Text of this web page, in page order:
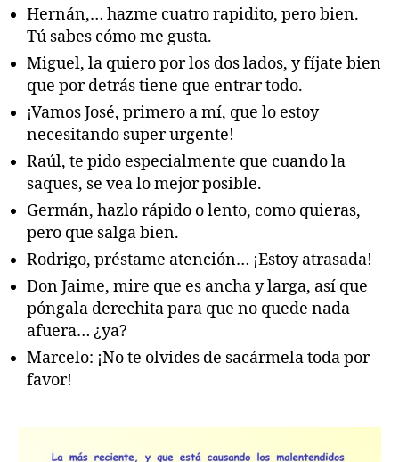
Hernán,… hazme cuatro rapidito, pero bien.
Tú sabes cómo me gusta.
Miguel, la quiero por los dos lados, y fíjate bien
que por detrás tiene que entrar todo.
¡Vamos José, primero a mí, que lo estoy
necesitando super urgente!
Raúl, te pido especialmente que cuando la
saques, se vea lo mejor posible.
Germán, hazlo rápido o lento, como quieras,
pero que salga bien.
Rodrigo, préstame atención… ¡Estoy atrasada!
Don Jaime, mire que es ancha y larga, así que
póngala derechita para que no quede nada
afuera… ¿ya?
Marcelo: ¡No te olvides de sacármela toda por
favor!